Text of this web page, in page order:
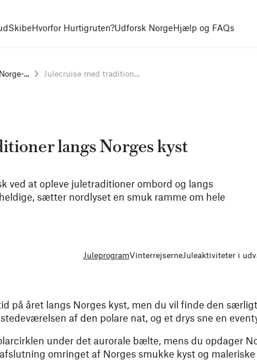
SkibeHvorfor Hurtigruten?Udforsk NorgeHjælp og FAQs
... Julecruise med tradition...
langs Norges kyst
ved at opleve juletraditioner ombord og langs
sætter nordlyset en smuk ramme om hele
JuleprogramVinterrejserneJuleaktiviteter i
på året langs Norges kyst, men du vil finde den
af den polare nat, og et drys sne en
under det aurorale bælte, mens du opdager
omringet af Norges smukke kyst og